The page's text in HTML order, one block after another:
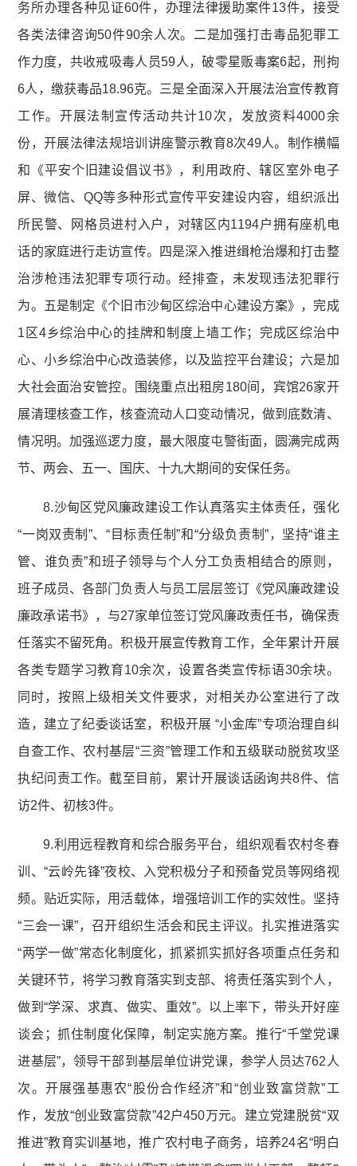
务所办理各种见证60件，办理法律援助案件13件，接受
各类法律咨询50件90余人次。二是加强打击毒品犯罪工
作力度，共收戒吸毒人员59人，破零星贩毒案6起，刑拘
6人，缴获毒品18.96克。三是全面深入开展法治宣传教育
工作。开展法制宣传活动共计10次，发放资料4000余
份，开展法律法规培训讲座警示教育8次49人。制作横幅
和《平安个旧建设倡议书》，利用政府、辖区室外电子
屏、微信、QQ等多种形式宣传平安建设内容，组织派出
所民警、网格员进村入户，对辖区内1194户拥有座机电
话的家庭进行走访宣传。四是深入推进缉枪治爆和打击整
治涉枪违法犯罪专项行动。经排查，未发现违法犯罪行
为。五是制定《个旧市沙甸区综治中心建设方案》，完成
1区4乡综治中心的挂牌和制度上墙工作；完成区综治中
心、小乡综治中心改造装修，以及监控平台建设；六是加
大社会面治安管控。围绕重点出租房180间，宾馆26家开
展清理核查工作，核查流动人口变动情况，做到底数清、
情况明。加强巡逻力度，最大限度屯警街面，圆满完成两
节、两会、五一、国庆、十九大期间的安保任务。
8.沙甸区党风廉政建设工作认真落实主体责任，强化
“一岗双责制”、“目标责任制”和“分级负责制”，坚持“谁主
管、谁负责”和班子领导与个人分工负责相结合的原则，
班子成员、各部门负责人与员工层层签订《党风廉政建设
廉政承诺书》，与27家单位签订党风廉政责任书，确保责
任落实不留死角。积极开展宣传教育工作，全年累计开展
各类专题学习教育10余次，设置各类宣传标语30余块。
同时，按照上级相关文件要求，对相关办公室进行了改
造，建立了纪委谈话室，积极开展 “小金库”专项治理自纠
自查工作、农村基层“三资”管理工作和五级联动脱贫攻坚
执纪问责工作。截至目前，累计开展谈话函询共8件、信
访2件、初核3件。
9.利用远程教育和综合服务平台，组织观看农村冬春
训、“云岭先锋”夜校、入党积极分子和预备党员等网络视
频。贴近实际，用活载体，增强培训工作的实效性。坚持
“三会一课”，召开组织生活会和民主评议。扎实推进落实
“两学一做”常态化制度化，抓紧抓实抓好各项重点任务和
关键环节，将学习教育落实到支部、将责任落实到个人，
做到“学深、求真、做实、重效”。以上率下，带头开好座
谈会；抓住制度化保障，制定实施方案。推行“千堂党课
进基层”，领导干部到基层单位讲党课，参学人员达762人
次。开展强基惠农“股份合作经济”和“创业致富贷款”工
作，发放“创业致富贷款”42户450万元。建立党建脱贫“双
推进”教育实训基地，推广农村电子商务，培养24名“明白